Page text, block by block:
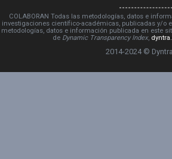
COLABORAN Todas las metodologías, datos e
investigaciones científico-académicas, publicadas y/o
metodologías, datos e información publicada en este
de Dynamic Transparency Index,
2014-2024 ©